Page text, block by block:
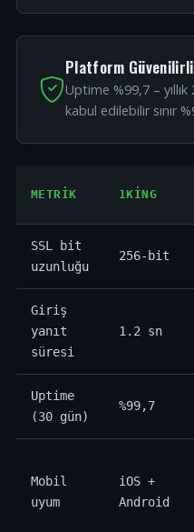
Platform
Uptime %99,7 –
kabul edilebilir sınır
METRIK 1KING
SSL bit
uzunluğu
256-bit
Giriş
yanıt
süresi
1.2 sn
Uptime
(30 gün)
%99,7
Mobil
uyum
iOS +
Android